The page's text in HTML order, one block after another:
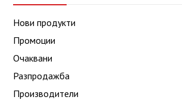
Нови продукти
Промоции
Очаквани
Разпродажба
Производители